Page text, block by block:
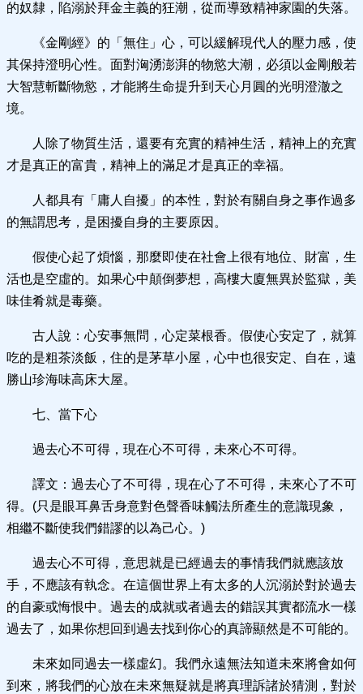
的奴隸，陷溺於拜金主義的狂潮，從而導致精神家園的失落。
《金剛經》的「無住」心，可以緩解現代人的壓力感，使
其保持澄明心性。面對洶湧澎湃的物慾大潮，必須以金剛般若
大智慧斬斷物慾，才能將生命提升到天心月圓的光明澄澈之
境。
人除了物質生活，還要有充實的精神生活，精神上的充實
才是真正的富貴，精神上的滿足才是真正的幸福。
人都具有「庸人自擾」的本性，對於有關自身之事作過多
的無謂思考，是困擾自身的主要原因。
假使心起了煩惱，那麼即使在社會上很有地位、財富，生
活也是空虛的。如果心中顛倒夢想，高樓大廈無異於監獄，美
味佳肴就是毒藥。
古人說：心安事無問，心定菜根香。假使心安定了，就算
吃的是粗茶淡飯，住的是茅草小屋，心中也很安定、自在，遠
勝山珍海味高床大屋。
七、當下心
過去心不可得，現在心不可得，未來心不可得。
譯文：過去心了不可得，現在心了不可得，未來心了不可
得。(只是眼耳鼻舌身意對色聲香味觸法所產生的意識現象，
相繼不斷使我們錯謬的以為己心。)
過去心不可得，意思就是已經過去的事情我們就應該放
手，不應該有執念。在這個世界上有太多的人沉溺於對於過去
的自豪或悔恨中。過去的成就或者過去的錯誤其實都流水一樣
過去了，如果你想回到過去找到你心的真諦顯然是不可能的。
未來如同過去一樣虛幻。我們永遠無法知道未來將會如何
到來，將我們的心放在未來無疑就是將真理訴諸於猜測，對於